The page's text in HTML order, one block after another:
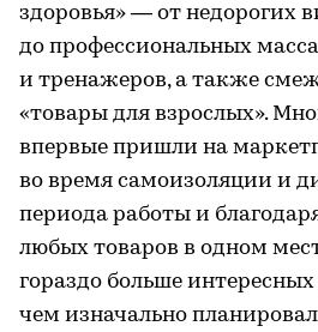
здоровья» — от недорогих
до профессиональных
и тренажеров, а также
«товары для взрослых».
впервые пришли на
во время самоизоляции и
периода работы и
любых товаров в одном
гораздо больше
чем изначально